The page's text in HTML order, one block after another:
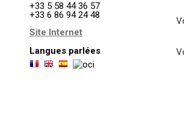
+33 5 58 44 36 57
+33 6 86 94 24 48
Site Internet
Langues parlées